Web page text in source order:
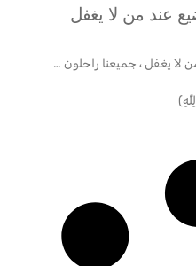
عند من لا يغفل
لا يغفل ، جميعنا راحلون …